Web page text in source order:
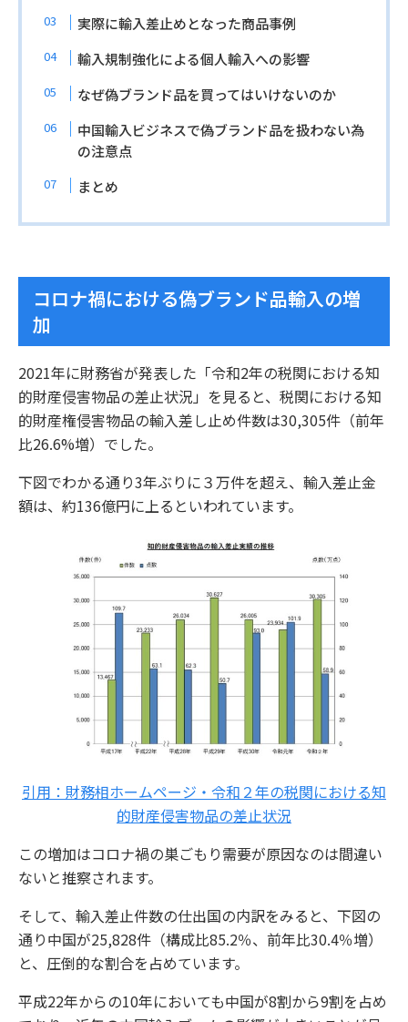
実際に輸入差止めとなった商品事例
輸入規制強化による個人輸入への影響
なぜ偽ブランド品を買ってはいけないのか
中国輸入ビジネスで偽ブランド品を扱わない為
の注意点
まとめ
コロナ禍における偽ブランド品輸入の増
加
2021年に財務省が発表した「令和2年の税関における知
的財産侵害物品の差止状況」を見ると、税関における知
的財産権侵害物品の輸入差し止め件数は30,305件（前年
比26.6%増）でした。
下図でわかる通り3年ぶりに３万件を超え、輸入差止金
額は、約136億円に上るといわれています。
引用：財務相ホームページ・令和２年の税関における知
的財産侵害物品の差止状況
この増加はコロナ禍の巣ごもり需要が原因なのは間違い
ないと推察されます。
そして、輸入差止件数の仕出国の内訳をみると、下図の
通り中国が25,828件（構成比85.2％、前年比30.4％増）
と、圧倒的な割合を占めています。
平成22年からの10年においても中国が8割から9割を占め